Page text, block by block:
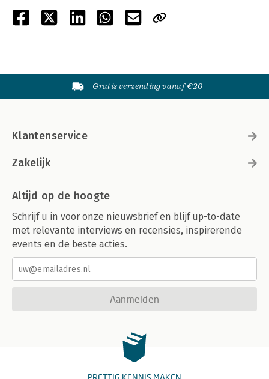
Gratis verzending vanaf €20
Klantenservice
Zakelijk
Altijd op de hoogte
Schrijf u in voor onze nieuwsbrief en blijf up-to-date
met relevante interviews en recensies, inspirerende
events en de beste acties.
Aanmelden
PRETTIG KENNIS MAKEN